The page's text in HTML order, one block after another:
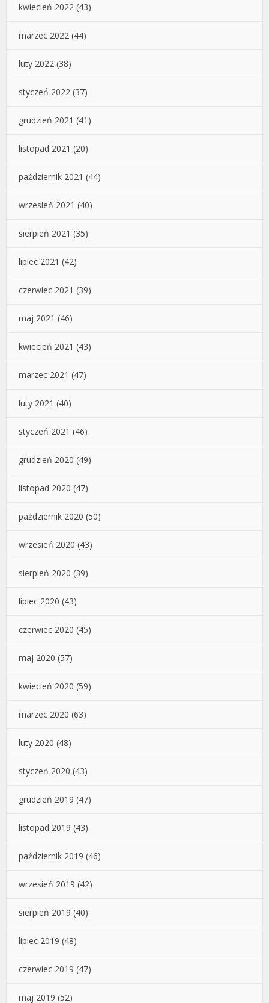
kwiecień 2022 (43)
marzec 2022 (44)
luty 2022 (38)
styczeń 2022 (37)
grudzień 2021 (41)
listopad 2021 (20)
październik 2021 (44)
wrzesień 2021 (40)
sierpień 2021 (35)
lipiec 2021 (42)
czerwiec 2021 (39)
maj 2021 (46)
kwiecień 2021 (43)
marzec 2021 (47)
luty 2021 (40)
styczeń 2021 (46)
grudzień 2020 (49)
listopad 2020 (47)
październik 2020 (50)
wrzesień 2020 (43)
sierpień 2020 (39)
lipiec 2020 (43)
czerwiec 2020 (45)
maj 2020 (57)
kwiecień 2020 (59)
marzec 2020 (63)
luty 2020 (48)
styczeń 2020 (43)
grudzień 2019 (47)
listopad 2019 (43)
październik 2019 (46)
wrzesień 2019 (42)
sierpień 2019 (40)
lipiec 2019 (48)
czerwiec 2019 (47)
maj 2019 (52)